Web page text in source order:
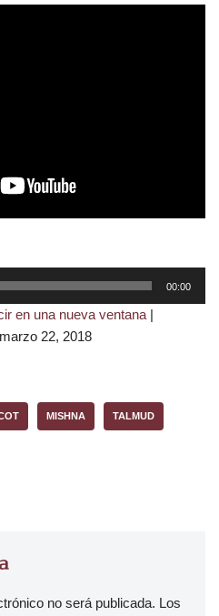
00:00
en una nueva ventana |
22, 2018
MISHNA TALMUD
no será publicada. Los